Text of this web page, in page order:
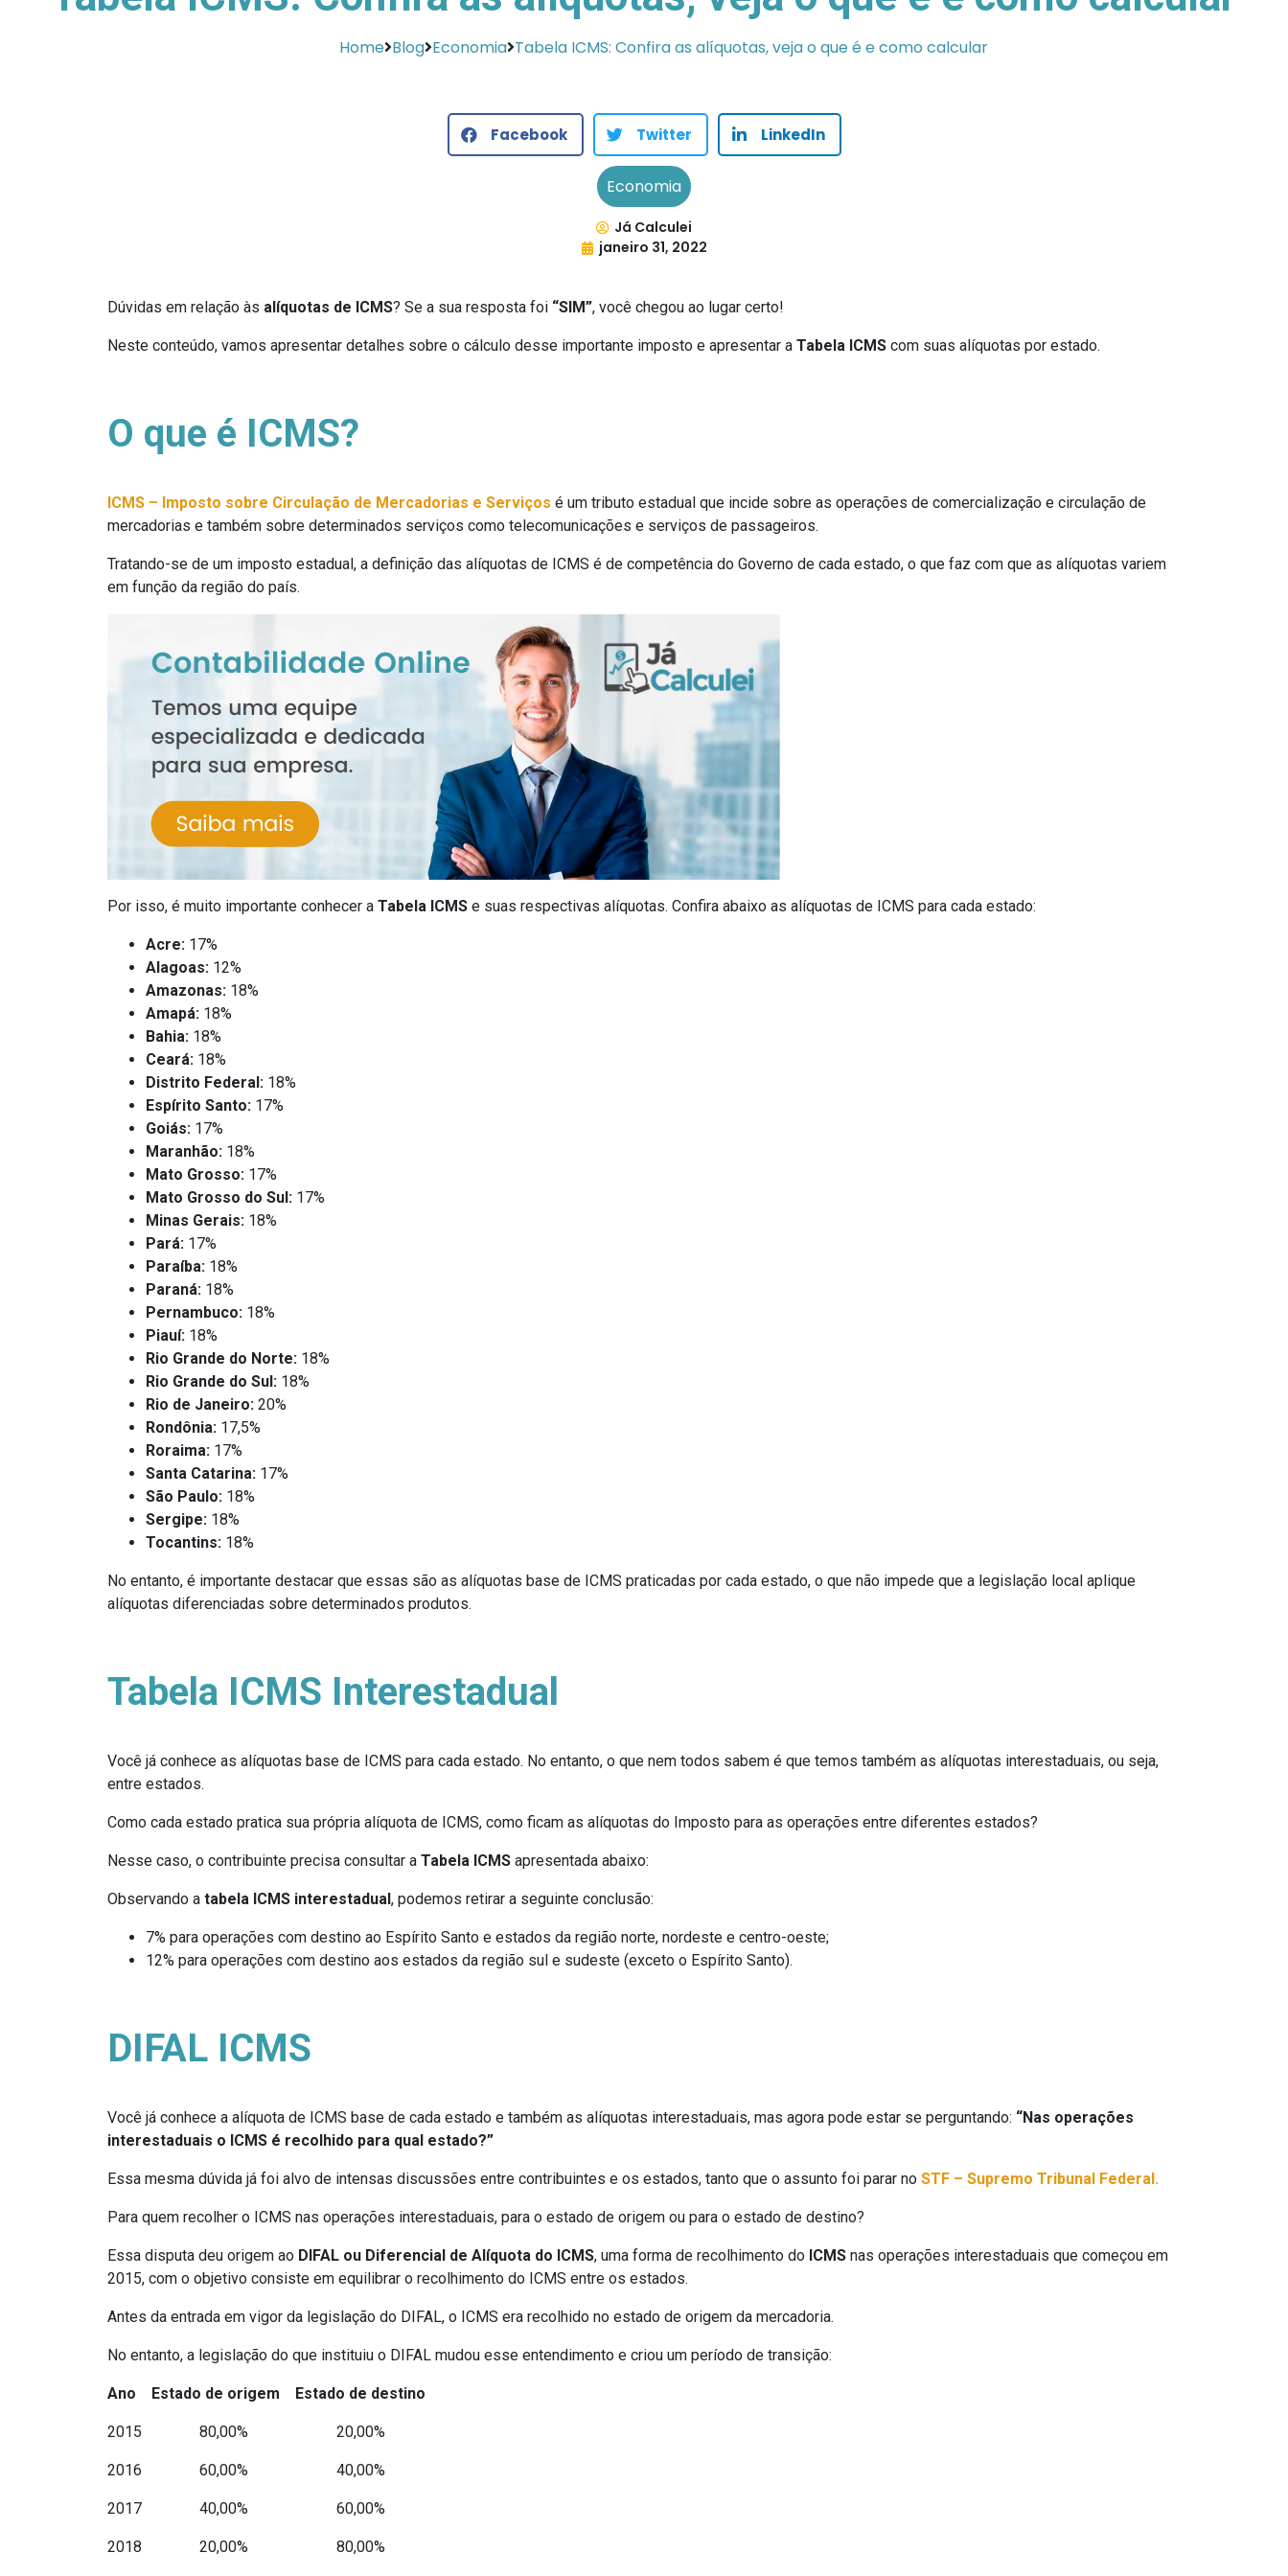
Home Blog Economia Tabela ICMS: Confira as alíquotas, veja o que é e como calcular
Facebook Twitter LinkedIn
Economia
Já Calculei
janeiro 31, 2022
Dúvidas em relação às alíquotas de ICMS? Se a sua resposta foi “SIM”, você chegou ao lugar certo!
Neste conteúdo, vamos apresentar detalhes sobre o cálculo desse importante imposto e apresentar a Tabela ICMS com suas alíquotas por estado.
O que é ICMS?
ICMS – Imposto sobre Circulação de Mercadorias e Serviços é um tributo estadual que incide sobre as operações de comercialização e circulação de
mercadorias e também sobre determinados serviços como telecomunicações e serviços de passageiros.
Tratando-se de um imposto estadual, a definição das alíquotas de ICMS é de competência do Governo de cada estado, o que faz com que as alíquotas variem
em função da região do país.
Por isso, é muito importante conhecer a Tabela ICMS e suas respectivas alíquotas. Confira abaixo as alíquotas de ICMS para cada estado:
Acre: 17%
Alagoas: 12%
Amazonas: 18%
Amapá: 18%
Bahia: 18%
Ceará: 18%
Distrito Federal: 18%
Espírito Santo: 17%
Goiás: 17%
Maranhão: 18%
Mato Grosso: 17%
Mato Grosso do Sul: 17%
Minas Gerais: 18%
Pará: 17%
Paraíba: 18%
Paraná: 18%
Pernambuco: 18%
Piauí: 18%
Rio Grande do Norte: 18%
Rio Grande do Sul: 18%
Rio de Janeiro: 20%
Rondônia: 17,5%
Roraima: 17%
Santa Catarina: 17%
São Paulo: 18%
Sergipe: 18%
Tocantins: 18%
No entanto, é importante destacar que essas são as alíquotas base de ICMS praticadas por cada estado, o que não impede que a legislação local aplique
alíquotas diferenciadas sobre determinados produtos.
Tabela ICMS Interestadual
Você já conhece as alíquotas base de ICMS para cada estado. No entanto, o que nem todos sabem é que temos também as alíquotas interestaduais, ou seja,
entre estados.
Como cada estado pratica sua própria alíquota de ICMS, como ficam as alíquotas do Imposto para as operações entre diferentes estados?
Nesse caso, o contribuinte precisa consultar a Tabela ICMS apresentada abaixo:
Observando a tabela ICMS interestadual, podemos retirar a seguinte conclusão:
7% para operações com destino ao Espírito Santo e estados da região norte, nordeste e centro-oeste;
12% para operações com destino aos estados da região sul e sudeste (exceto o Espírito Santo).
DIFAL ICMS
Você já conhece a alíquota de ICMS base de cada estado e também as alíquotas interestaduais, mas agora pode estar se perguntando: “Nas operações
interestaduais o ICMS é recolhido para qual estado?”
Essa mesma dúvida já foi alvo de intensas discussões entre contribuintes e os estados, tanto que o assunto foi parar no STF – Supremo Tribunal Federal.
Para quem recolher o ICMS nas operações interestaduais, para o estado de origem ou para o estado de destino?
Essa disputa deu origem ao DIFAL ou Diferencial de Alíquota do ICMS, uma forma de recolhimento do ICMS nas operações interestaduais que começou em
2015, com o objetivo consiste em equilibrar o recolhimento do ICMS entre os estados.
Antes da entrada em vigor da legislação do DIFAL, o ICMS era recolhido no estado de origem da mercadoria.
No entanto, a legislação do que instituiu o DIFAL mudou esse entendimento e criou um período de transição:
Ano Estado de origem Estado de destino
2015 80,00% 20,00%
2016 60,00% 40,00%
2017 40,00% 60,00%
2018 20,00% 80,00%